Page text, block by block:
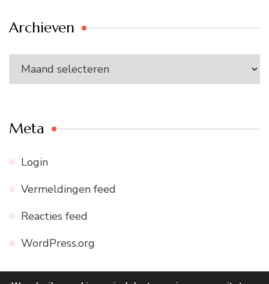
Archieven
Archieven
Meta
Login
Vermeldingen feed
Reacties feed
WordPress.org